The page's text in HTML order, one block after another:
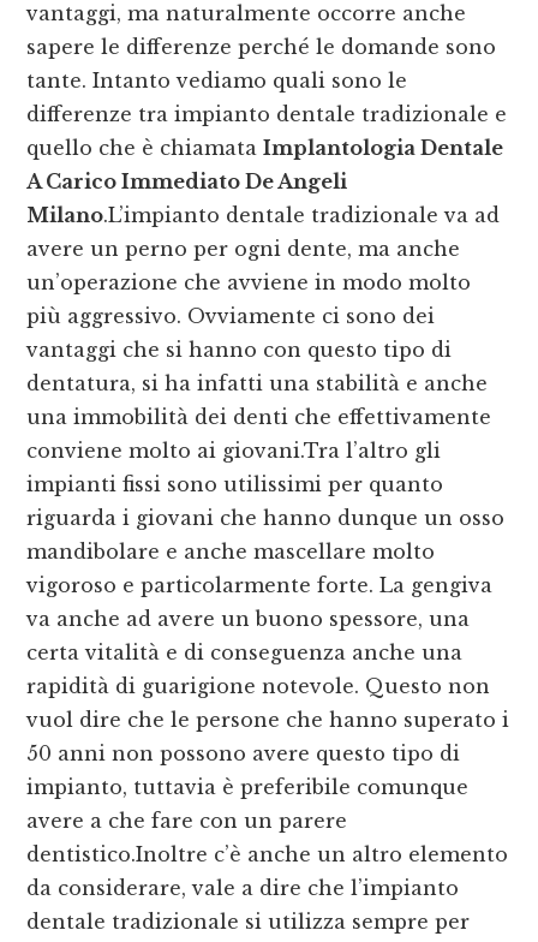
vantaggi, ma naturalmente occorre anche
sapere le differenze perché le domande sono
tante. Intanto vediamo quali sono le
differenze tra impianto dentale tradizionale e
quello che è chiamataImplantologia Dentale
A Carico Immediato De Angeli
Milano.L’impianto dentale tradizionale va ad
avere un perno per ogni dente, ma anche
un’operazione che avviene in modo molto
più aggressivo. Ovviamente ci sono dei
vantaggi che si hanno con questo tipo di
dentatura, si ha infatti una stabilità e anche
una immobilità dei denti che effettivamente
conviene molto ai giovani.Tra l’altro gli
impianti fissi sono utilissimi per quanto
riguarda i giovani che hanno dunque un osso
mandibolare e anche mascellare molto
vigoroso e particolarmente forte. La gengiva
va anche ad avere un buono spessore, una
certa vitalità e di conseguenza anche una
rapidità di guarigione notevole. Questo non
vuol dire che le persone che hanno superato i
50 anni non possono avere questo tipo di
impianto, tuttavia è preferibile comunque
avere a che fare con un parere
dentistico.Inoltre c’è anche un altro elemento
da considerare, vale a dire che l’impianto
dentale tradizionale si utilizza sempre per